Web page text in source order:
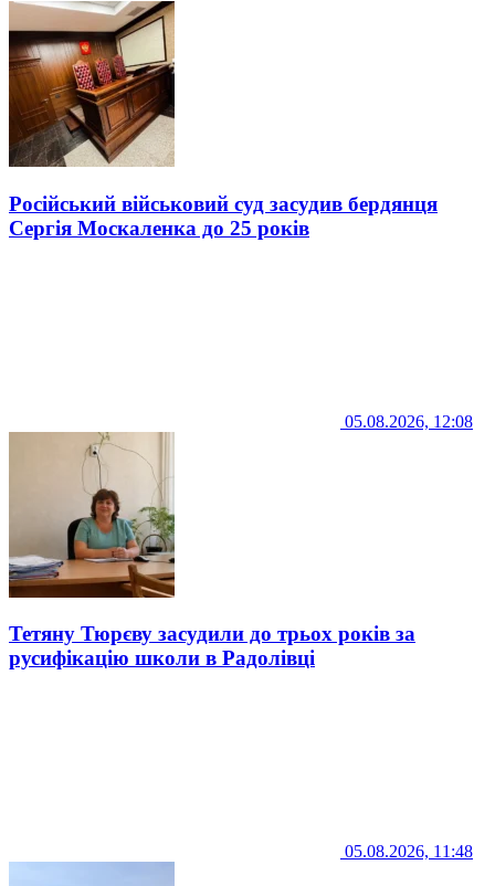
Російський військовий суд засудив бердянця
Сергія Москаленка до 25 років
05.08.2026, 12:08
Тетяну Тюрєву засудили до трьох років за
русифікацію школи в Радолівці
05.08.2026, 11:48